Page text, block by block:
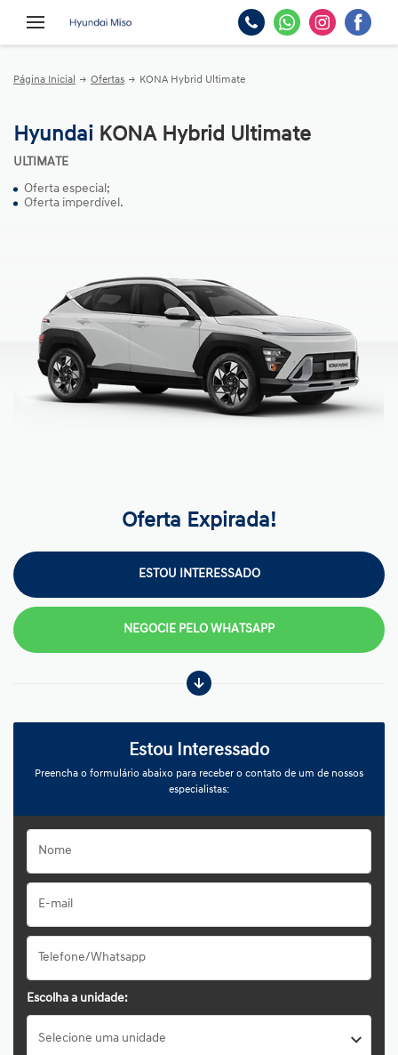
Página Inicial Ofertas KONA Hybrid Ultimate
Hyundai KONA Hybrid Ultimate
ULTIMATE
Oferta especial;
Oferta imperdível.
Oferta Expirada!
ESTOU INTERESSADO
NEGOCIE PELO WHATSAPP
Estou Interessado
Preencha o formulário abaixo para receber o contato de um de nossos
especialistas:
Escolha a unidade:
Selecione uma unidade